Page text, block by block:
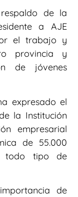
de la
a AJE
el trabajo y
provincia y
de jóvenes
expresado el
la Institución
empresarial
de 55.000
todo tipo de
de